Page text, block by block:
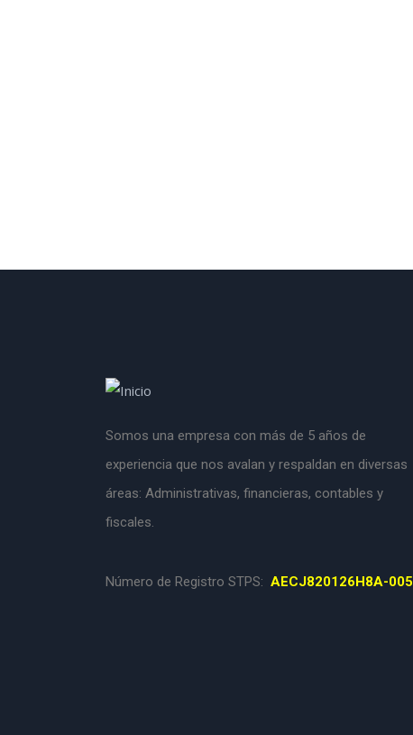
Somos una empresa con más de 5 años de
experiencia que nos avalan y respaldan en diversas
áreas: Administrativas, financieras, contables y
fiscales.
Número de Registro STPS: AECJ820126H8A-005